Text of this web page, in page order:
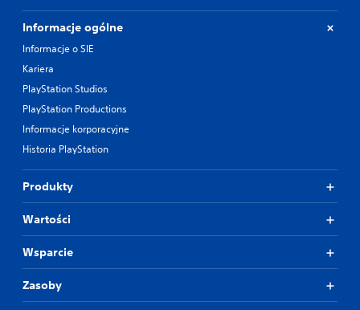
Informacje ogólne
Informacje o SIE
Kariera
PlayStation Studios
PlayStation Productions
Informacje korporacyjne
Historia PlayStation
Produkty
Wartości
Wsparcie
Zasoby